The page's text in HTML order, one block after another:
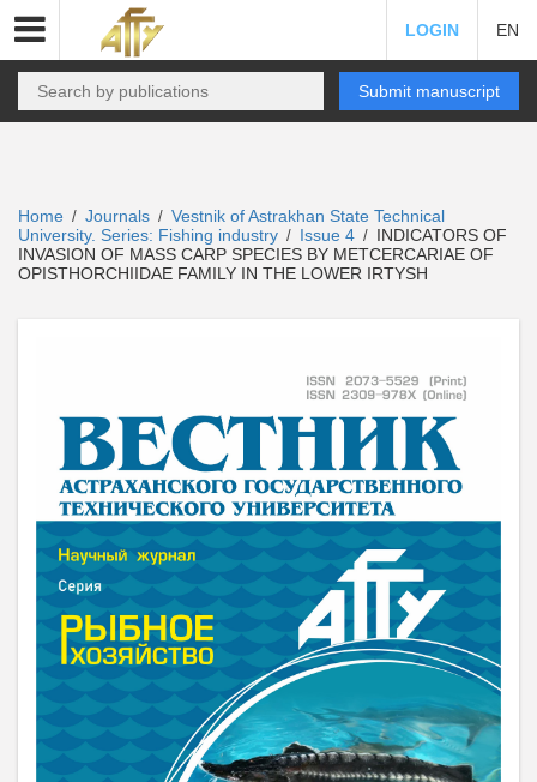
LOGIN EN
Submit manuscript
Home / Journals / Vestnik of Astrakhan State Technical
University. Series: Fishing industry / Issue 4 / INDICATORS OF
INVASION OF MASS CARP SPECIES BY METCERCARIAE OF
OPISTHORCHIIDAE FAMILY IN THE LOWER IRTYSH